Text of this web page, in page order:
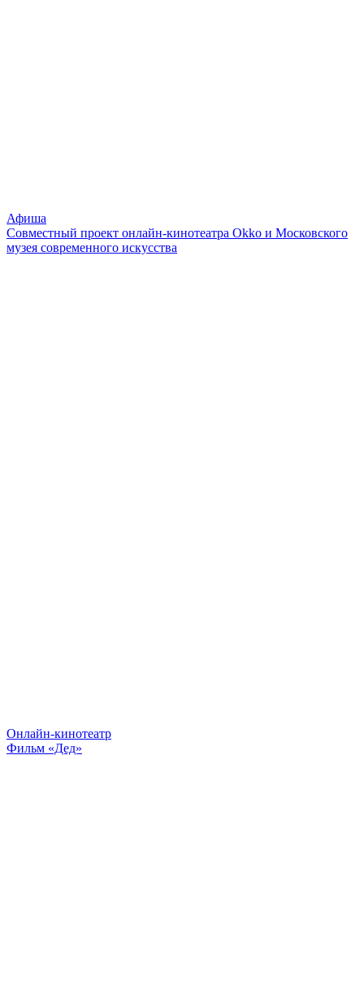
Афиша
Совместный проект онлайн-кинотеатра Okko и Московского
музея современного искусства
Онлайн-кинотеатр
Фильм «Дед»